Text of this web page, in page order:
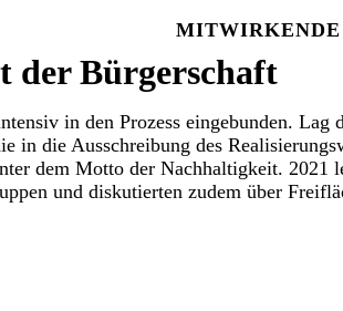
MITWIRKENDE
der Bürgerschaft
in den Prozess eingebunden. Lag
in die Ausschreibung des
dem Motto der Nachhaltigkeit. 2021
und diskutierten zudem über